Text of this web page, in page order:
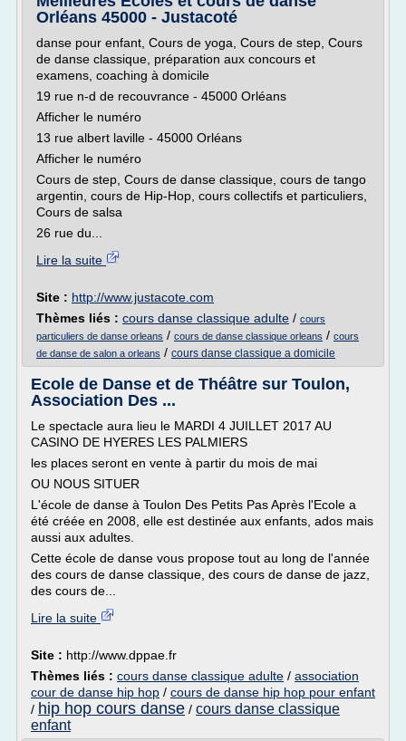
Orléans 45000 - Justacoté
danse pour enfant, Cours de yoga, Cours de step, Cours
de danse classique, préparation aux concours et
examens, coaching à domicile
19 rue n-d de recouvrance - 45000 Orléans
Afficher le numéro
13 rue albert laville - 45000 Orléans
Afficher le numéro
Cours de step, Cours de danse classique, cours de tango
argentin, cours de Hip-Hop, cours collectifs et particuliers,
Cours de salsa
26 rue du...
Lire la suite
Site : http://www.justacote.com
Thèmes liés : cours danse classique adulte / cours
particuliers de danse orleans / cours de danse classique orleans / cours
de danse de salon a orleans / cours danse classique a domicile
Ecole de Danse et de Théâtre sur Toulon,
Association Des ...
Le spectacle aura lieu le MARDI 4 JUILLET 2017 AU
CASINO DE HYERES LES PALMIERS
les places seront en vente à partir du mois de mai
OU NOUS SITUER
L'école de danse à Toulon Des Petits Pas Après l'Ecole a
été créée en 2008, elle est destinée aux enfants, ados mais
aussi aux adultes.
Cette école de danse vous propose tout au long de l'année
des cours de danse classique, des cours de danse de jazz,
des cours de...
Lire la suite
Site : http://www.dppae.fr
Thèmes liés : cours danse classique adulte / association
cour de danse hip hop / cours de danse hip hop pour enfant
/ hip hop cours danse / cours danse classique
enfant